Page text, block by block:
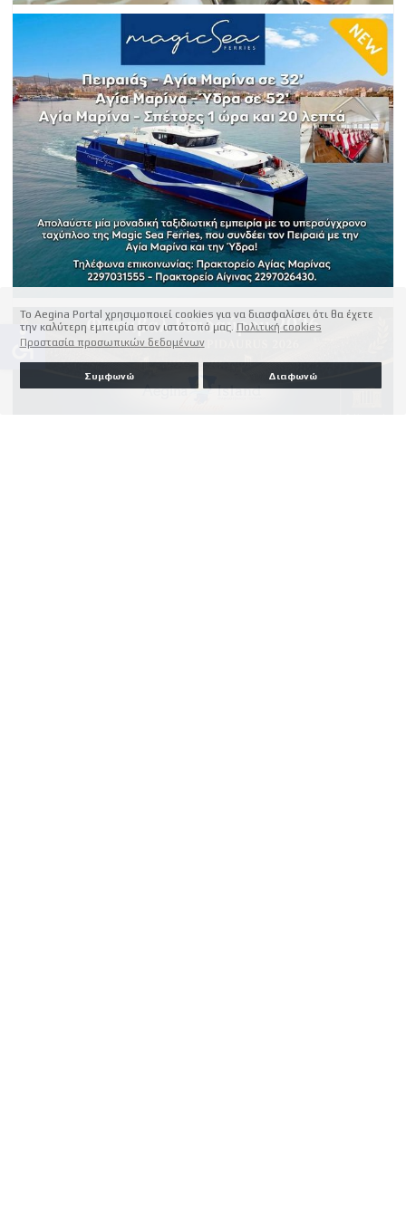
Το Aegina Portal χρησιμοποιεί cookies για να διασφαλίσει ότι θα έχετε
την καλύτερη εμπειρία στον ιστότοπό μας. Πολιτική cookies
Προστασία προσωπικών δεδομένων
Συμφωνώ Διαφωνώ
accessible